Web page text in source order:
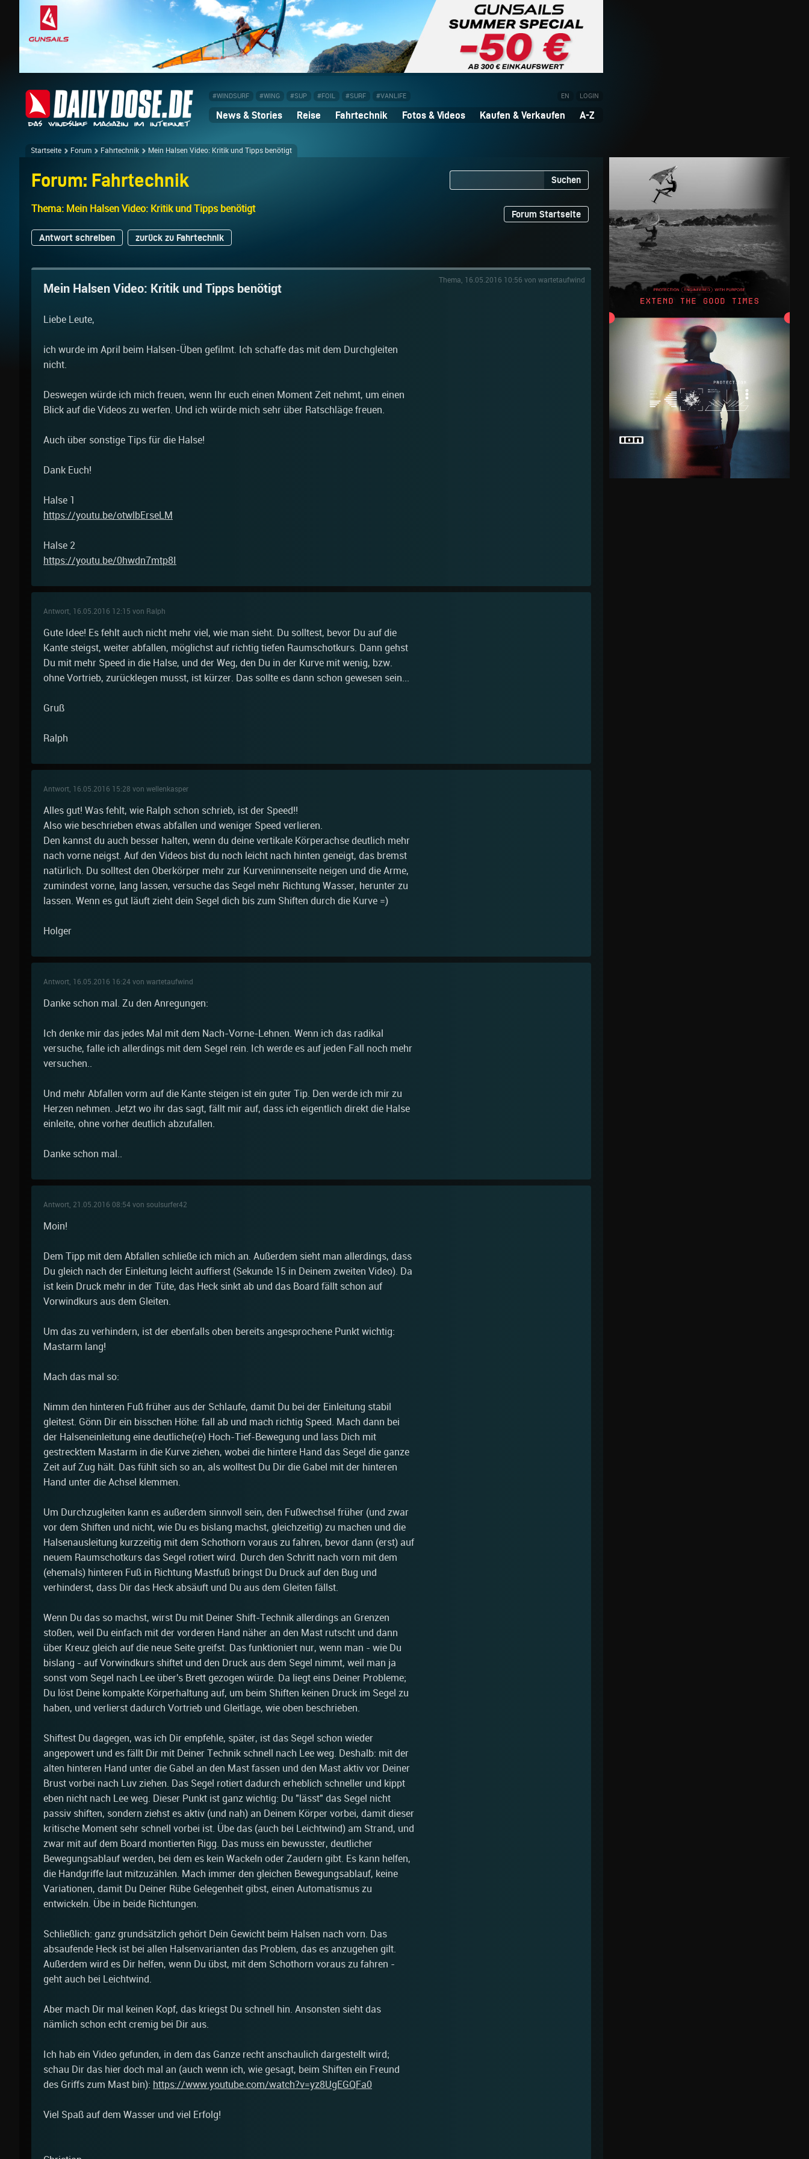
#WINDSURF #WING #SUP #FOIL #SURF #VANLIFE EN LOGIN
News & Stories Reise Fahrtechnik Fotos & Videos Kaufen & Verkaufen A-Z
Startseite Forum Fahrtechnik Mein Halsen Video: Kritik und Tipps benötigt
Forum: Fahrtechnik Suchen
Thema: Mein Halsen Video: Kritik und Tipps benötigt
Antwort schreiben zurück zu Fahrtechnik
Forum Startseite
Mein Halsen Video: Kritik und Tipps benötigt
Liebe Leute,
ich wurde im April beim Halsen-Üben gefilmt. Ich schaffe das mit dem Durchgleiten
nicht.
Deswegen würde ich mich freuen, wenn Ihr euch einen Moment Zeit nehmt, um einen
Blick auf die Videos zu werfen. Und ich würde mich sehr über Ratschläge freuen.
Auch über sonstige Tips für die Halse!
Dank Euch!
Halse 1
https://youtu.be/otwlbErseLM
Halse 2
https://youtu.be/0hwdn7mtp8I
Thema, 16.05.2016 10:56 von wartetaufwind
Antwort, 16.05.2016 12:15 von Ralph
Gute Idee! Es fehlt auch nicht mehr viel, wie man sieht. Du solltest, bevor Du auf die
Kante steigst, weiter abfallen, möglichst auf richtig tiefen Raumschotkurs. Dann gehst
Du mit mehr Speed in die Halse, und der Weg, den Du in der Kurve mit wenig, bzw.
ohne Vortrieb, zurücklegen musst, ist kürzer. Das sollte es dann schon gewesen sein...
Gruß
Ralph
Antwort, 16.05.2016 15:28 von wellenkasper
Alles gut! Was fehlt, wie Ralph schon schrieb, ist der Speed!!
Also wie beschrieben etwas abfallen und weniger Speed verlieren.
Den kannst du auch besser halten, wenn du deine vertikale Körperachse deutlich mehr
nach vorne neigst. Auf den Videos bist du noch leicht nach hinten geneigt, das bremst
natürlich. Du solltest den Oberkörper mehr zur Kurveninnenseite neigen und die Arme,
zumindest vorne, lang lassen, versuche das Segel mehr Richtung Wasser, herunter zu
lassen. Wenn es gut läuft zieht dein Segel dich bis zum Shiften durch die Kurve =)
Holger
Antwort, 16.05.2016 16:24 von wartetaufwind
Danke schon mal. Zu den Anregungen:
Ich denke mir das jedes Mal mit dem Nach-Vorne-Lehnen. Wenn ich das radikal
versuche, falle ich allerdings mit dem Segel rein. Ich werde es auf jeden Fall noch mehr
versuchen..
Und mehr Abfallen vorm auf die Kante steigen ist ein guter Tip. Den werde ich mir zu
Herzen nehmen. Jetzt wo ihr das sagt, fällt mir auf, dass ich eigentlich direkt die Halse
einleite, ohne vorher deutlich abzufallen.
Danke schon mal..
Antwort, 21.05.2016 08:54 von soulsurfer42
Moin!
Dem Tipp mit dem Abfallen schließe ich mich an. Außerdem sieht man allerdings, dass
Du gleich nach der Einleitung leicht auffierst (Sekunde 15 in Deinem zweiten Video). Da
ist kein Druck mehr in der Tüte, das Heck sinkt ab und das Board fällt schon auf
Vorwindkurs aus dem Gleiten.
Um das zu verhindern, ist der ebenfalls oben bereits angesprochene Punkt wichtig:
Mastarm lang!
Mach das mal so:
Nimm den hinteren Fuß früher aus der Schlaufe, damit Du bei der Einleitung stabil
gleitest. Gönn Dir ein bisschen Höhe: fall ab und mach richtig Speed. Mach dann bei
der Halseneinleitung eine deutliche(re) Hoch-Tief-Bewegung und lass Dich mit
gestrecktem Mastarm in die Kurve ziehen, wobei die hintere Hand das Segel die ganze
Zeit auf Zug hält. Das fühlt sich so an, als wolltest Du Dir die Gabel mit der hinteren
Hand unter die Achsel klemmen.
Um Durchzugleiten kann es außerdem sinnvoll sein, den Fußwechsel früher (und zwar
vor dem Shiften und nicht, wie Du es bislang machst, gleichzeitig) zu machen und die
Halsenausleitung kurzzeitig mit dem Schothorn voraus zu fahren, bevor dann (erst) auf
neuem Raumschotkurs das Segel rotiert wird. Durch den Schritt nach vorn mit dem
(ehemals) hinteren Fuß in Richtung Mastfuß bringst Du Druck auf den Bug und
verhinderst, dass Dir das Heck absäuft und Du aus dem Gleiten fällst.
Wenn Du das so machst, wirst Du mit Deiner Shift-Technik allerdings an Grenzen
stoßen, weil Du einfach mit der vorderen Hand näher an den Mast rutscht und dann
über Kreuz gleich auf die neue Seite greifst. Das funktioniert nur, wenn man - wie Du
bislang - auf Vorwindkurs shiftet und den Druck aus dem Segel nimmt, weil man ja
sonst vom Segel nach Lee über's Brett gezogen würde. Da liegt eins Deiner Probleme;
Du löst Deine kompakte Körperhaltung auf, um beim Shiften keinen Druck im Segel zu
haben, und verlierst dadurch Vortrieb und Gleitlage, wie oben beschrieben.
Shiftest Du dagegen, was ich Dir empfehle, später, ist das Segel schon wieder
angepowert und es fällt Dir mit Deiner Technik schnell nach Lee weg. Deshalb: mit der
alten hinteren Hand unter die Gabel an den Mast fassen und den Mast aktiv vor Deiner
Brust vorbei nach Luv ziehen. Das Segel rotiert dadurch erheblich schneller und kippt
eben nicht nach Lee weg. Dieser Punkt ist ganz wichtig: Du "lässt" das Segel nicht
passiv shiften, sondern ziehst es aktiv (und nah) an Deinem Körper vorbei, damit dieser
kritische Moment sehr schnell vorbei ist. Übe das (auch bei Leichtwind) am Strand, und
zwar mit auf dem Board montierten Rigg. Das muss ein bewusster, deutlicher
Bewegungsablauf werden, bei dem es kein Wackeln oder Zaudern gibt. Es kann helfen,
die Handgriffe laut mitzuzählen. Mach immer den gleichen Bewegungsablauf, keine
Variationen, damit Du Deiner Rübe Gelegenheit gibst, einen Automatismus zu
entwickeln. Übe in beide Richtungen.
Schließlich: ganz grundsätzlich gehört Dein Gewicht beim Halsen nach vorn. Das
absaufende Heck ist bei allen Halsenvarianten das Problem, das es anzugehen gilt.
Außerdem wird es Dir helfen, wenn Du übst, mit dem Schothorn voraus zu fahren -
geht auch bei Leichtwind.
Aber mach Dir mal keinen Kopf, das kriegst Du schnell hin. Ansonsten sieht das
nämlich schon echt cremig bei Dir aus.
Ich hab ein Video gefunden, in dem das Ganze recht anschaulich dargestellt wird;
schau Dir das hier doch mal an (auch wenn ich, wie gesagt, beim Shiften ein Freund
des Griffs zum Mast bin): https://www.youtube.com/watch?v=yz8UgEGQFa0
Viel Spaß auf dem Wasser und viel Erfolg!